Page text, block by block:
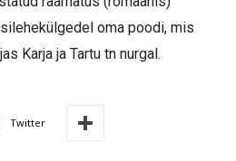
oma poodi, mis
Karja ja Tartu tn nurgal.
Twitter